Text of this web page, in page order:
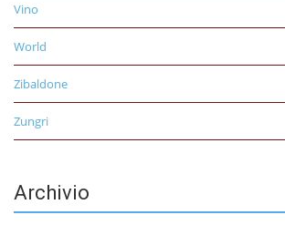
Vino
World
Zibaldone
Zungri
Archivio